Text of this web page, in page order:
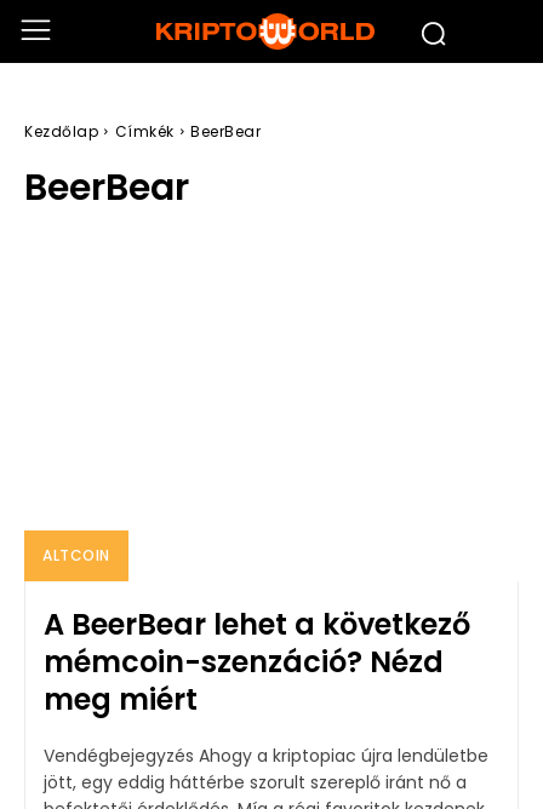
Kezdőlap Címkék BeerBear
BeerBear
ALTCOIN
A BeerBear lehet a következő
mémcoin-szenzáció? Nézd
meg miért
Vendégbejegyzés Ahogy a kriptopiac újra lendületbe
jött, egy eddig háttérbe szorult szereplő iránt nő a